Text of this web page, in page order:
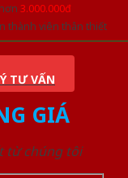
3.000.000đ
thành viên thân thiết
TƯ VẤN
GIÁ
từ chúng tôi